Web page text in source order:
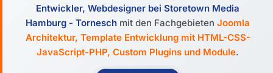
Entwickler, Webdesigner bei Storetown Media
Hamburg - Tornesch mit den Fachgebieten Joomla
Architektur, Template Entwicklung mit HTML-CSS-
JavaScript-PHP, Custom Plugins und Module.